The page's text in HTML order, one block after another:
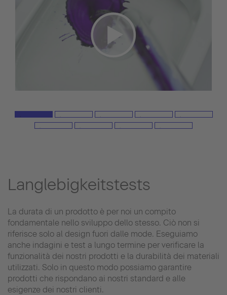
Langlebigkeitstests
La durata di un prodotto è per noi un compito
fondamentale nello sviluppo dello stesso. Ciò non si
riferisce solo al design fuori dalle mode. Eseguiamo
anche indagini e test a lungo termine per verificare la
funzionalità dei nostri prodotti e la durabilità dei materiali
utilizzati. Solo in questo modo possiamo garantire
prodotti che rispondano ai nostri standard e alle
esigenze dei nostri clienti.